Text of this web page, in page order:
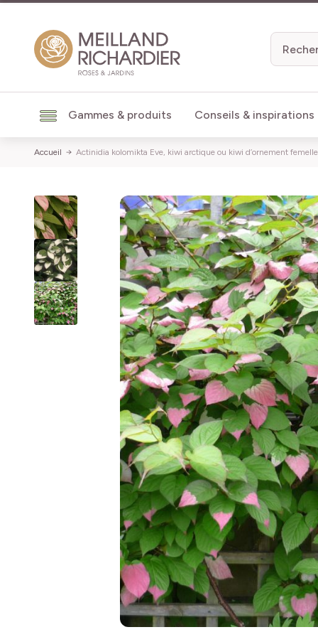
Gammes & produits Conseils & inspirations
Accueil Actinidia kolomikta Eve, kiwi arctique ou kiwi d’ornement femelle